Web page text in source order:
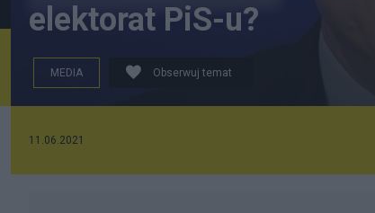
elektorat PiS-u?
MEDIA Obserwuj temat
11.06.2021